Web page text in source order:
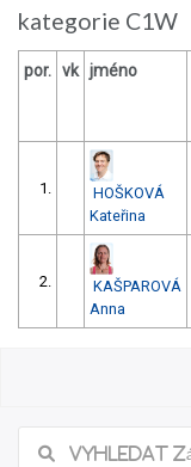
kategorie C1W
por. vk jméno
1.
HOŠKOVÁ
Kateřina
2.
KAŠPAROVÁ
Anna